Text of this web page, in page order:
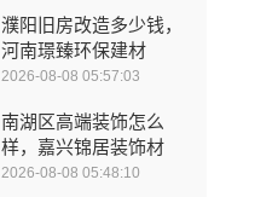
濮阳旧房改造多少钱，
河南璟臻环保建材
2026-08-08 05:57:03
南湖区高端装饰怎么
样，嘉兴锦居装饰材
2026-08-08 05:48:10